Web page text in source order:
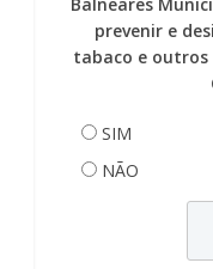
prevenir e
tabaco e outros
SIM
NÃO